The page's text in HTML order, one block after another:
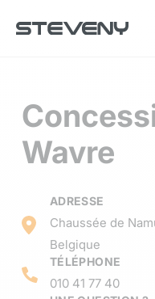
Wavre
ADRESSE
Chaussée de
Belgique
TÉLÉPHONE
010 41 77 40